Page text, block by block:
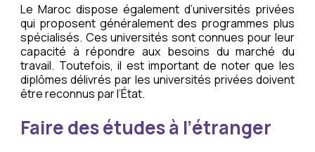
Le Maroc dispose également d’universités privées
qui proposent généralement des programmes plus
spécialisés. Ces universités sont connues pour leur
capacité à répondre aux besoins du marché du
travail. Toutefois, il est important de noter que les
diplômes délivrés par les universités privées doivent
être reconnus par l’État.
Faire des études à l’étranger